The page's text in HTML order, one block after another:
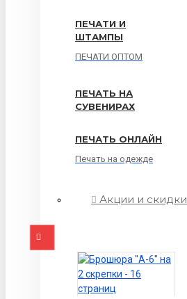
ПЕЧАТИ И
ШТАМПЫ
ПЕЧАТИ ОПТОМ
ПЕЧАТЬ НА
СУВЕНИРАХ
ПЕЧАТЬ ОНЛАЙН
Печать на одежде
Акции и скидки